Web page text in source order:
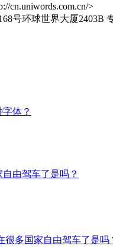
cn.uniwords.com.cn/>
号环球世界大厦2403B
体？
由驾车了是吗？
多国家自由驾车了是吗